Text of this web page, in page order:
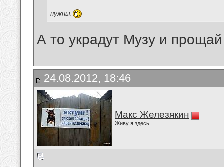
нужны.
А то украдут Музу и
24.08.2012, 18:46
Макс Железякин
Живу я здесь